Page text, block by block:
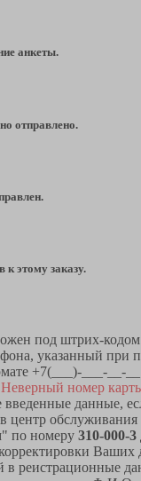
анкеты.
отправлено.
этому заказу.
под штрих-кодом
указанный при
+7(___)-___-__-
номер
введенные данные,
центр
по номеру 310-000-3
в реистрационные